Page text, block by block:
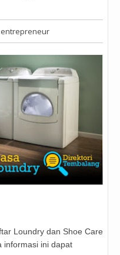
Loundry dan Shoe Care
informasi ini dapat